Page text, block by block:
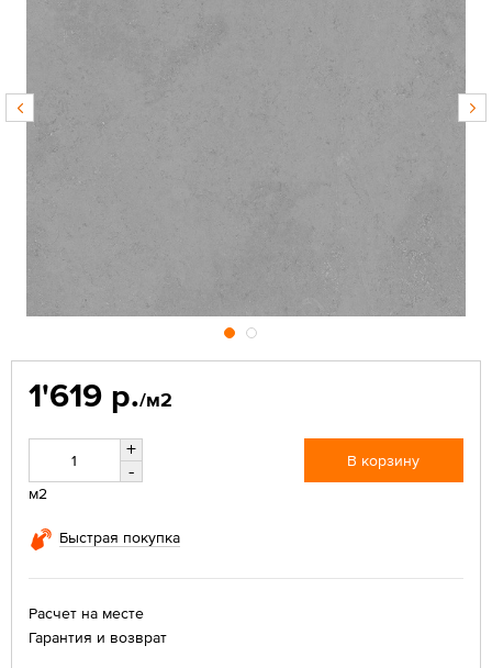
1'619 р./м2
+
-
м2
В корзину
Быстрая покупка
Расчет на месте
Гарантия и возврат